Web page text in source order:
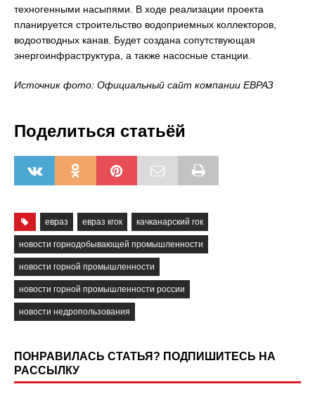
техногенными насыпями. В ходе реализации проекта
планируется строительство водоприемных коллекторов,
водоотводных канав. Будет создана сопутствующая
энергоинфраструктура, а также насосные станции.
Источник фото: Официальный сайт компании ЕВРАЗ
Поделиться статьёй
евраз евраз кгок качканарский гок
новости горнодобывающей промышленности
новости горной промышленности
новости горной промышленности россии
новости недропользования
ПОНРАВИЛАСЬ СТАТЬЯ? ПОДПИШИТЕСЬ НА
РАССЫЛКУ